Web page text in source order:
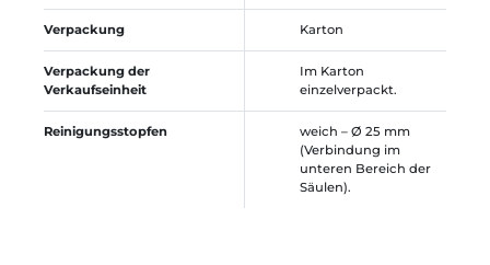
Verpackung Karton
Verpackung der
Verkaufseinheit
Im Karton
einzelverpackt.
Reinigungsstopfen
weich – Ø 25 mm
(Verbindung im
unteren Bereich der
Säulen).